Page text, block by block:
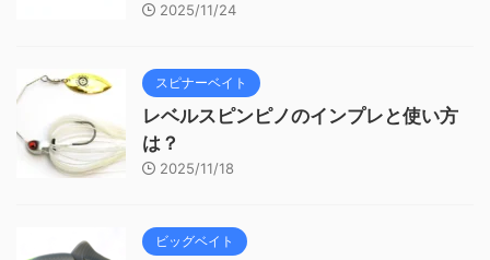
2025/11/24
スピナーベイト
レベルスピンピノのインプレと使い方
は？
2025/11/18
ビッグベイト